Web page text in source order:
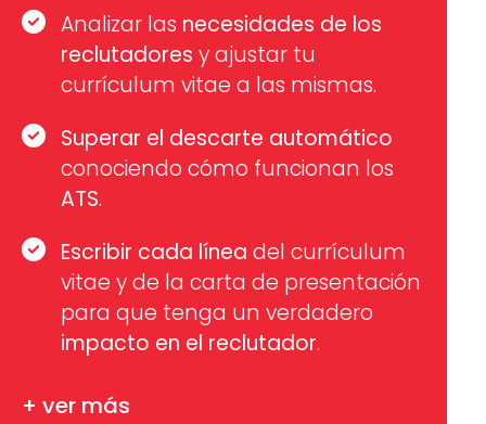
Analizar las necesidades de los
reclutadores y ajustar tu
currículum vitae a las mismas.
Superar el descarte automático
conociendo cómo funcionan los
ATS.
Escribir cada línea del currículum
vitae y de la carta de presentación
para que tenga un verdadero
impacto en el reclutador.
+ ver más